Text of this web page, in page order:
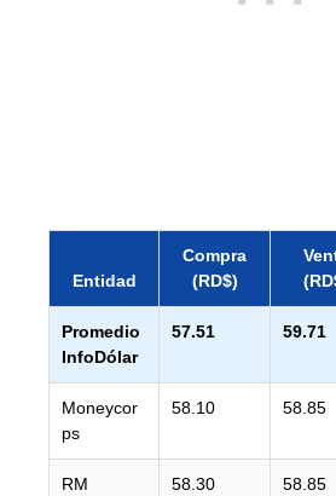
Entidad
Compra
(RD$)
Promedio
InfoDólar
57.51 59.71
Moneycor
ps
58.10 58.85
RM 58.30 58.85